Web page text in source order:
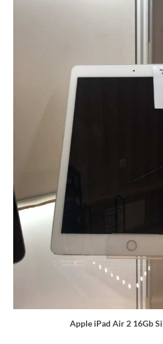
Apple iPad Air 2 16Gb